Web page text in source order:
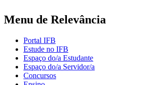
Menu de Relevância
Portal IFB
Estude no IFB
Espaço do/a Estudante
Espaço do/a Servidor/a
Concursos